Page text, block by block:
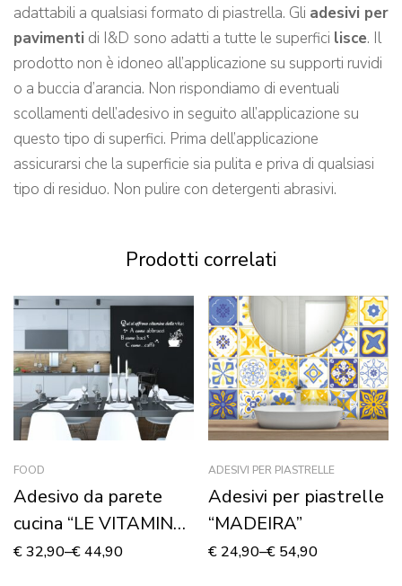
adattabili a qualsiasi formato di piastrella. Gli adesivi per
pavimenti di I&D sono adatti a tutte le superfici lisce. Il
prodotto non è idoneo all’applicazione su supporti ruvidi
o a buccia d’arancia. Non rispondiamo di eventuali
scollamenti dell’adesivo in seguito all’applicazione su
questo tipo di superfici. Prima dell’applicazione
assicurarsi che la superficie sia pulita e priva di qualsiasi
tipo di residuo. Non pulire con detergenti abrasivi.
Prodotti correlati
FOOD
Adesivo da parete
cucina “LE VITAMINE
DELLA VITA”
€32,90–€44,90
ADESIVI PER PIASTRELLE
Adesivi per piastrelle
“MADEIRA”
€ 24,90–€ 54,90